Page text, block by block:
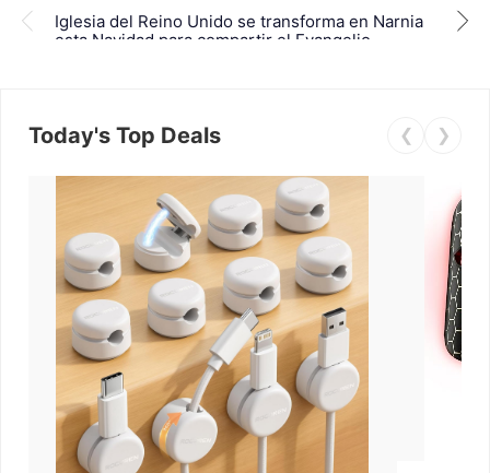
Iglesia del Reino Unido se transforma en Narnia
esta Navidad para compartir el Evangelio
El
Today's Top Deals ❮ ❯